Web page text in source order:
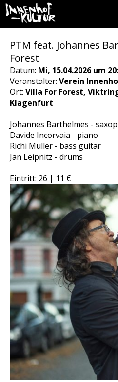
PTM feat. Johannes
Forest
Datum: Mi, 15.04.2026 um
Veranstalter: Verein
Ort: Villa For Forest,
Klagenfurt
Johannes Barthelmes -
Davide Incorvaia - piano
Richi Müller - bass guitar
Jan Leipnitz - drums
Eintritt: 26 | 11 €